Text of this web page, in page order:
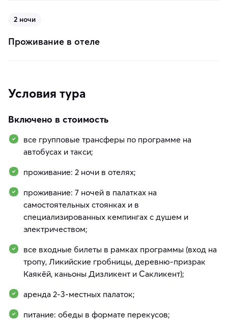
2 ночи
Проживание в отеле
Условия тура
Включено в стоимость
все групповые трансферы по программе на
автобусах и такси;
проживание: 2 ночи в отелях;
проживание: 7 ночей в палатках на
самостоятельных стоянках и в
специализированных кемпингах с душем и
электричеством;
все входные билеты в рамках программы (вход на
тропу, Ликийские гробницы, деревню-призрак
Каякёй, каньоны Дизликент и Сакликент);
аренда 2-3-местных палаток;
питание: обеды в формате перекусов;